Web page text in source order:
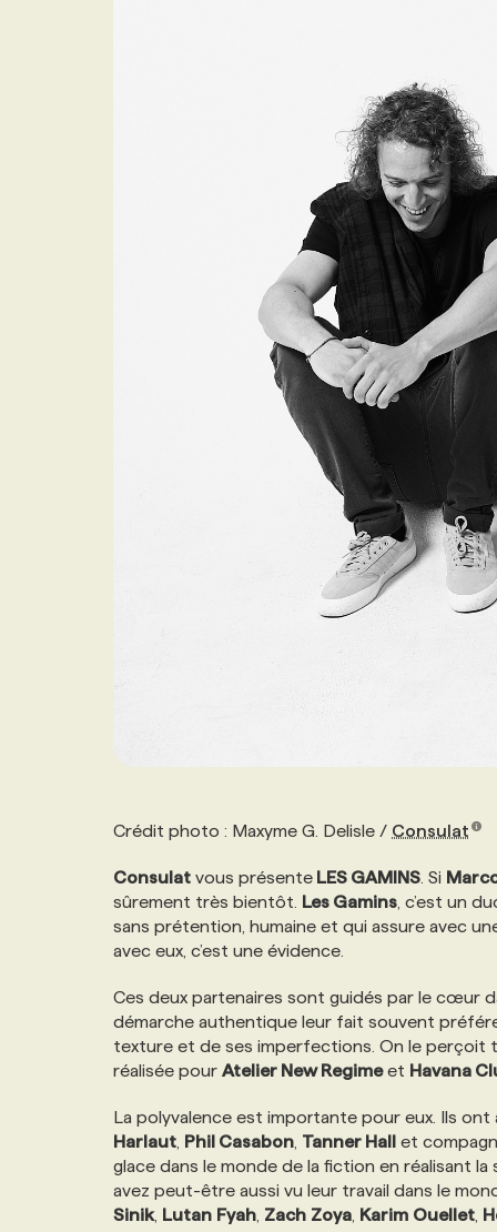
Crédit photo : Maxyme G. Delisle / Consulat
Consulat vous présente LES GAMINS . Si
sûrement très bientôt. Les Gamins , c’est un
sans prétention, humaine et qui assure avec
avec eux, c’est une évidence.
Ces deux partenaires sont guidés par le cœur
démarche authentique leur fait souvent
texture et de ses imperfections. On le perçoit
réalisée pour Atelier New Regimeet Havana
La polyvalence est importante pour eux. Ils
Harlaut Phil Casabon Tanner Hall et
glace dans le monde de la fiction en réalisant la
avez peut-être aussi vu leur travail dans le
Sinik, Lutan Fyah Zach Zoya Karim Ouellet